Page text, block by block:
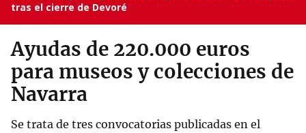
tras el cierre de Devoré
Ayudas de 220.000 euros
para museos y colecciones de
Navarra
Se trata de tres convocatorias publicadas en el